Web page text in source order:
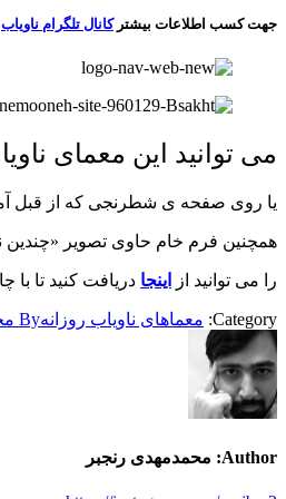
جهت کسب اطلاعات بیشترکانال تلگرام ناویاب
می توانید این معمای
یا روی صفحه ی شطرنجی که از قبل
همچنین فرم خام حاوی تصویر «چندین
را می توانید از اینجا دریافت کنید تا با
Category: معماهای ناویاب روزانهBy
Author: محمدمهدی رنجبر